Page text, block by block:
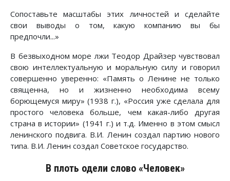
Сопоставьте масштабы этих личностей и сделайте
свои выводы о том, какую компанию вы бы
предпочли...»
В безвыходном море лжи Теодор Драйзер чувствовал
свою интеллектуальную и моральную силу и говорил
совершенно уверенно: «Память о Ленине не только
священна, но и жизненно необходима всему
борющемуся миру» (1938 г.), «Россия уже сделала для
простого человека больше, чем какая-либо другая
страна в истории» (1941 г.) и т.д. Именно в этом смысл
ленинского подвига. В.И. Ленин создал партию нового
типа. В.И. Ленин создал Советское государство.
В плоть одели слово «Человек»